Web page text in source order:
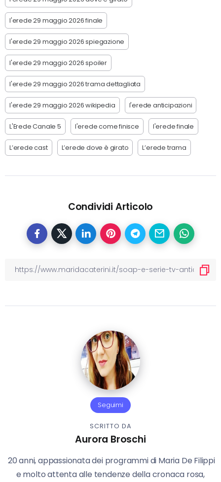
l'erede 29 maggio 2026 finale
l'erede 29 maggio 2026 spiegazione
l'erede 29 maggio 2026 spoiler
l'erede 29 maggio 2026 trama dettagliata
l'erede 29 maggio 2026 wikipedia l'erede anticipazioni
L'Erede Canale 5 l'erede come finisce l'erede finale
L’erede cast L’erede dove è girato L’erede trama
Condividi Articolo
Seguimi
SCRITTO DA
Aurora Broschi
20 anni, appassionata dei programmi di Maria De Filippi
e molto attenta alle tendenze della cronaca rosa,